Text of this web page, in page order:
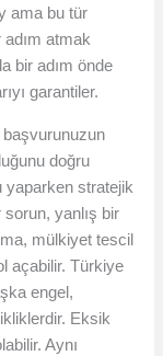
ama bu tür
atmak
bir adım önde
garantiler.
başvurunuzun
doğru
yaparken stratejik
yanlış bir
mülkiyet tescil
açabilir. Türkiye
engel,
Eksik
Aynı